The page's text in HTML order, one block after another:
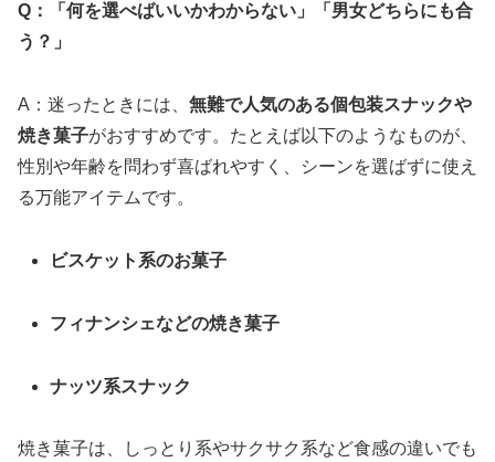
Q：「何を選べばいいかわからない」「男女どちらにも合
う？」
A：迷ったときには、 無難で人気のある個包装スナックや
焼き菓子がおすすめです。たとえば以下のようなものが、
性別や年齢を問わず喜ばれやすく、シーンを選ばずに使え
る万能アイテムです。
ビスケット系のお菓子
フィナンシェなどの焼き菓子
ナッツ系スナック
焼き菓子は、しっとり系やサクサク系など食感の違いでも